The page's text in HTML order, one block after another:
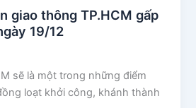
giao thông TP.HCM gấp
19/12
sẽ là một trong những điểm
loạt khởi công, khánh thành